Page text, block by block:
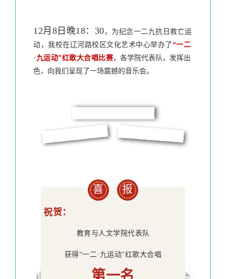
12月8日晚18：30 ，为纪念一二九抗日救亡运
动，我校在辽河路校区文化艺术中心举办了“一二
·九运动”红歌大合唱比赛，各学院代表队，发挥出
色，向我们呈现了一场震撼的音乐会。
喜 报
祝贺：
教育与人文学院代表队
获得“一二·九运动”红歌大合唱
第一名